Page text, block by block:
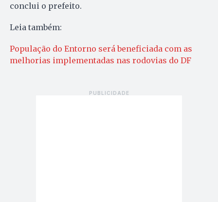
conclui o prefeito.
Leia também:
População do Entorno será beneficiada com as
melhorias implementadas nas rodovias do DF